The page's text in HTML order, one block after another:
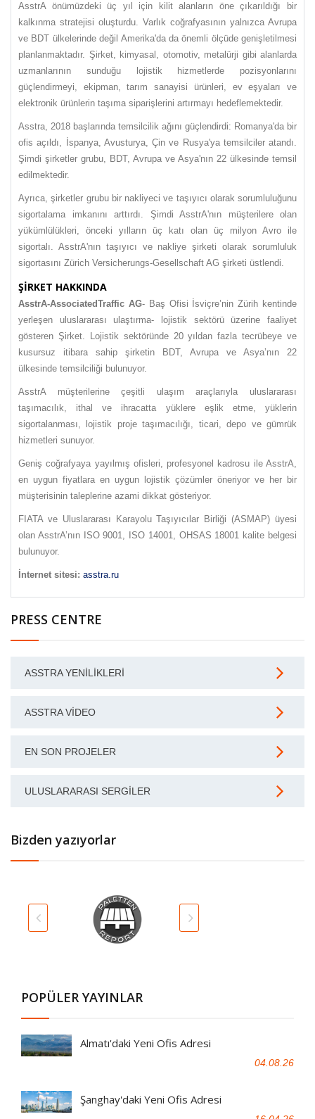
AsstrA önümüzdeki üç yıl için kilit alanların öne çıkarıldığı bir
kalkınma stratejisi oluşturdu. Varlık coğrafyasının yalnızca Avrupa
ve BDT ülkelerinde değil Amerika'da da önemli ölçüde genişletilmesi
planlanmaktadır. Şirket, kimyasal, otomotiv, metalürji gibi alanlarda
uzmanlarının sunduğu lojistik hizmetlerde pozisyonlarını
güçlendirmeyi, ekipman, tarım sanayisi ürünleri, ev eşyaları ve
elektronik ürünlerin taşıma siparişlerini artırmayı hedeflemektedir.
Asstra, 2018 başlarında temsilcilik ağını güçlendirdi: Romanya'da bir
ofis açıldı, İspanya, Avusturya, Çin ve Rusya'ya temsilciler atandı.
Şimdi şirketler grubu, BDT, Avrupa ve Asya'nın 22 ülkesinde temsil
edilmektedir.
Ayrıca, şirketler grubu bir nakliyeci ve taşıyıcı olarak sorumluluğunu
sigortalama imkanını arttırdı. Şimdi AsstrA'nın müşterilere olan
yükümlülükleri, önceki yılların üç katı olan üç milyon Avro ile
sigortalı. AsstrA'nın taşıyıcı ve nakliye şirketi olarak sorumluluk
sigortasını Zürich Versicherungs-Gesellschaft AG şirketi üstlendi.
ŞIRKET HAKKINDA
AsstrA-AssociatedTraffic AG- Baş Ofisi İsviçre’nin Zürih kentinde
yerleşen uluslararası ulaştırma- lojistik sektörü üzerine faaliyet
gösteren Şirket. Lojistik sektöründe 20 yıldan fazla tecrübeye ve
kusursuz itibara sahip şirketin BDT, Avrupa ve Asya’nın 22
ülkesinde temsilciliği bulunuyor.
AsstrA müşterilerine çeşitli ulaşım araçlarıyla uluslararası
taşımacılık, ithal ve ihracatta yüklere eşlik etme, yüklerin
sigortalanması, lojistik proje taşımacılığı, ticari, depo ve gümrük
hizmetleri sunuyor.
Geniş coğrafyaya yayılmış ofisleri, profesyonel kadrosu ile AsstrA,
en uygun fiyatlara en uygun lojistik çözümler öneriyor ve her bir
müşterisinin taleplerine azami dikkat gösteriyor.
FIATA ve Uluslararası Karayolu Taşıyıcılar Birliği (ASMAP) üyesi
olan AsstrA’nın ISO 9001, ISO 14001, OHSAS 18001 kalite belgesi
bulunuyor.
İnternet sitesi: asstra.ru
PRESS CENTRE
ASSTRA YENILIKLERI
ASSTRA VIDEO
EN SON PROJELER
ULUSLARARASI SERGILER
Bizden yazıyorlar
POPÜLER YAYINLAR
Almatı'daki Yeni Ofis Adresi
04.08.26
Şanghay'daki Yeni Ofis Adresi